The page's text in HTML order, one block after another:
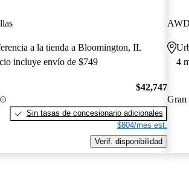
a la tienda a Bloomington, IL
incluye envío de $749
$42,747
Sin tasas de concesionario adicionales
$804/mes est.
Verif. disponibilidad
AWD
4
Gran